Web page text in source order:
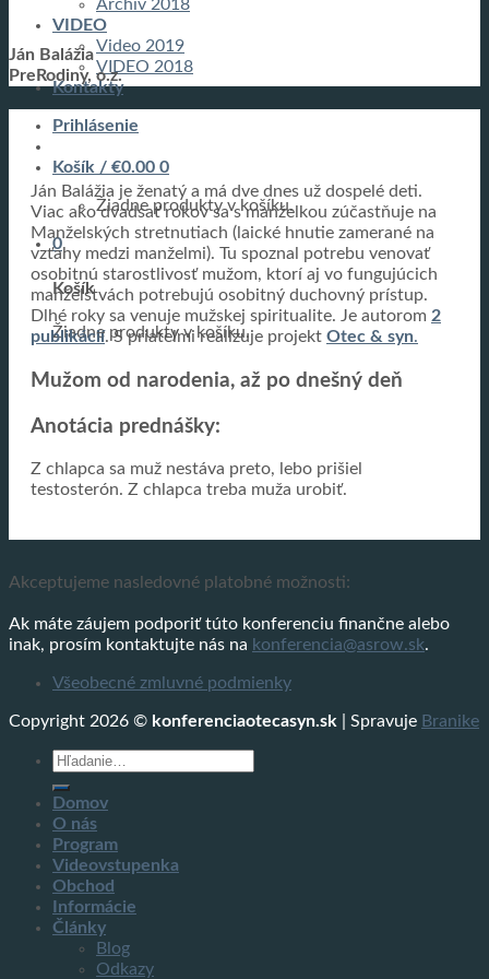
Archív 2018
VIDEO
Video 2019
VIDEO 2018
Kontakty
Prihlásenie
Košík / €0.00 0
Žiadne produkty v košíku.
0
Košík
Žiadne produkty v košíku.
Ján Balážia
PreRodiny, o.z.
Ján Balážia je ženatý a má dve dnes už dospelé deti.
Viac ako dvadsať rokov sa s manželkou zúčastňuje na
Manželských stretnutiach (laické hnutie zamerané na
vzťahy medzi manželmi). Tu spoznal potrebu venovať
osobitnú starostlivosť mužom, ktorí aj vo fungujúcich
manželstvách potrebujú osobitný duchovný prístup.
Dlhé roky sa venuje mužskej spiritualite. Je autorom 2
publikácií. S priateľmi realizuje projekt Otec & syn.
Mužom od narodenia, až po dnešný deň
Anotácia prednášky:
Z chlapca sa muž nestáva preto, lebo prišiel
testosterón. Z chlapca treba muža urobiť.
Akceptujeme nasledovné platobné možnosti:
Ak máte záujem podporiť túto konferenciu finančne alebo
inak, prosím kontaktujte nás na konferencia@asrow.sk.
Všeobecné zmluvné podmienky
Copyright 2026 © konferenciaotecasyn.sk | Spravuje Branike
Hľadať:
Domov
O nás
Program
Videovstupenka
Obchod
Informácie
Články
Blog
Odkazy